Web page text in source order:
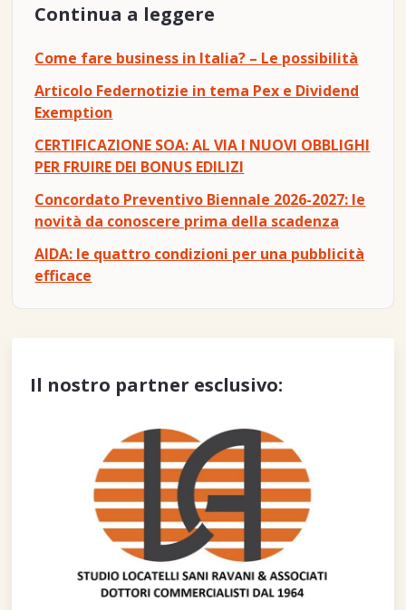
Continua a leggere
Come fare business in Italia? – Le possibilità
Articolo Federnotizie in tema Pex e Dividend
Exemption
CERTIFICAZIONE SOA: AL VIA I NUOVI OBBLIGHI
PER FRUIRE DEI BONUS EDILIZI
Concordato Preventivo Biennale 2026-2027: le
novità da conoscere prima della scadenza
AIDA: le quattro condizioni per una pubblicità
efficace
Il nostro partner esclusivo: